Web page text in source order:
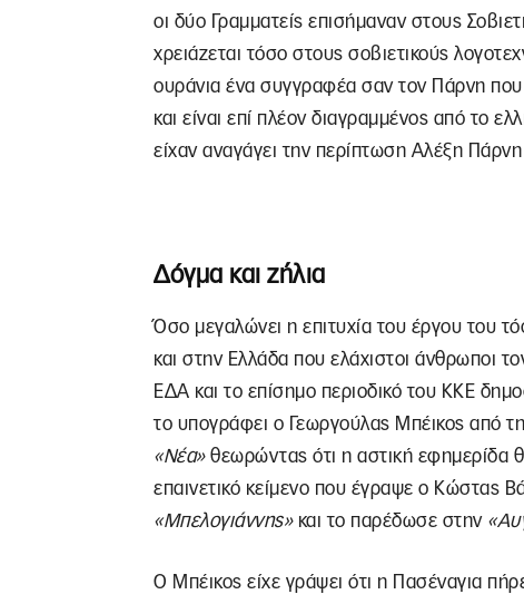
οι δύο Γραμματείς επισήμαναν στους
χρειάζεται τόσο στους σοβιετικούς
ουράνια ένα συγγραφέα σαν τον Πάρνη που
και είναι επί πλέον διαγραμμένος από το
είχαν αναγάγει την περίπτωση Αλέξη
Δόγμα και ζήλια
Όσο μεγαλώνει η επιτυχία του έργου του
και στην Ελλάδα που ελάχιστοι άνθρωποι
ΕΔΑ και το επίσημο περιοδικό του ΚΚΕ
το υπογράφει ο Γεωργούλας Μπέικος από
«Νέα»θεωρώντας ότι η αστική εφημερίδα
επαινετικό κείμενο που έγραψε ο Κώστας
«Μπελογιάννης»και το παρέδωσε στην
Ο Μπέικος είχε γράψει ότι η Πασέναγια